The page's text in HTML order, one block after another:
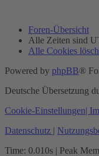
Foren-Übersicht
Alle Zeiten sind
Alle Cookies
Powered by phpBB®
Deutsche Übersetzung
Cookie-Einstellungen|
Datenschutz |
Time: 0.010s | Peak